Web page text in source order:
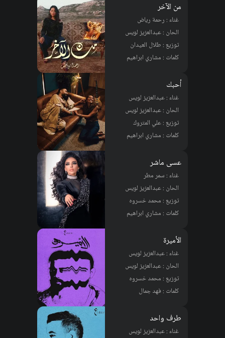
من الآخر
غناء : رحمة رياض
الحان : عبدالعزيز لويس
توزيع : طلال العيدان
كلمات : مشاري ابراهيم
أحبك
غناء : عبدالعزيز لويس
الحان : عبدالعزيز لويس
توزيع : علي المتروك
كلمات : مشاري ابراهيم
عسى ماشر
غناء : سمر مطر
الحان : عبدالعزيز لويس
توزيع : محمد خسروه
كلمات : مشاري ابراهيم
الأميرة
غناء : عبدالعزيز لويس
الحان : عبدالعزيز لويس
توزيع : محمد خسروه
كلمات : فهد جمال
طرف واحد
غناء : عبدالعزيز لويس